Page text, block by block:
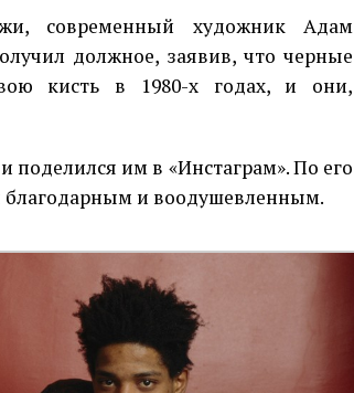
современный художник Адам
должное, заявив, что черные
кисть в 1980-х годах, и они,
поделился им в «Инстаграм». По его
благодарным и воодушевленным.